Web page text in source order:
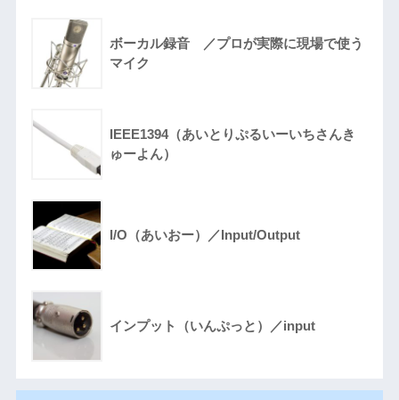
ボーカル録音 ／プロが実際に現場で使う
マイク
IEEE1394（あいとりぷるいーいちさんき
ゅーよん）
I/O（あいおー）／Input/Output
インプット（いんぷっと）／input